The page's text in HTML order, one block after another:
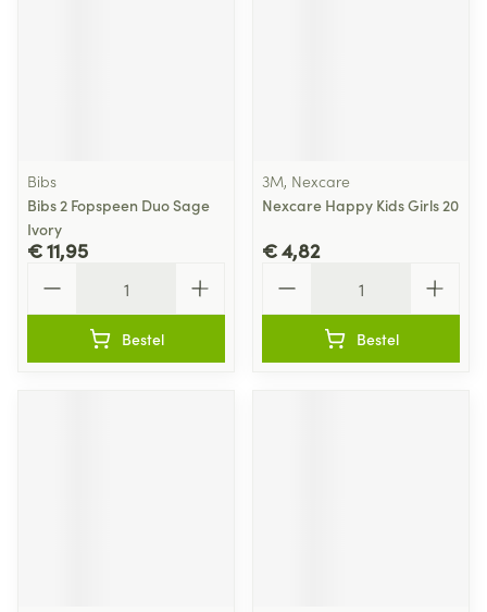
Bibs
Bibs 2 Fopspeen Duo Sage
Ivory
€ 11,95
Bestel
3M, Nexcare
Nexcare Happy Kids Girls 20
€ 4,82
Bestel